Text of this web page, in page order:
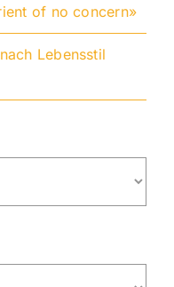
of no concern»
Lebensstil